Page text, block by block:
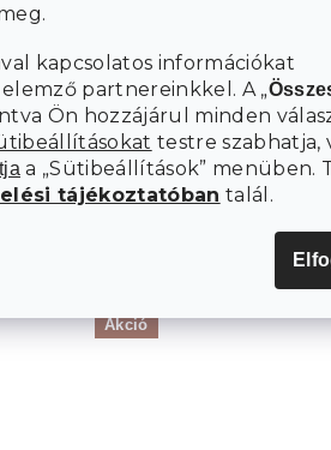
kapcsolatos információkat
partnereinkkel. A „
Ön hozzájárul minden
testre szabhatja,
a „Sütibeállítások” menüben.
tájékoztatóban talál.
Akció